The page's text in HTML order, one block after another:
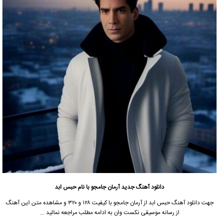
دانلود آهنگ جدیدآرمان جامجو با نام حبس ابد
جهتدانلود آهنگحبس ابد از آرمان جامجو
با کیفیت ۱۲۸ و ۳۲۰ و مشاهده متن این آهنگ
از رسانه موسیقی نکست وان به ادامه مطلب مراجعه نمائید …